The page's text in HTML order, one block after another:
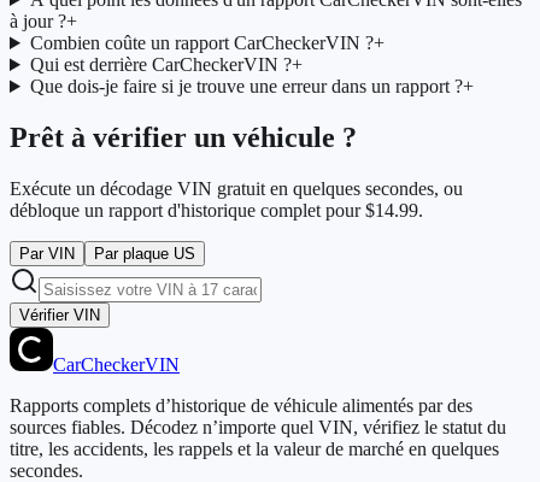
à jour ?+
Combien coûte un rapport CarCheckerVIN ?+
Qui est derrière CarCheckerVIN ?+
Que dois-je faire si je trouve une erreur dans un rapport ?+
Prêt à vérifier un véhicule ?
Exécute un décodage VIN gratuit en quelques secondes, ou
débloque un rapport d'historique complet pour $14.99.
Par VIN Par plaque US
Vérifier VIN
CarCheckerVIN
Rapports complets d’historique de véhicule alimentés par des
sources fiables. Décodez n’importe quel VIN, vérifiez le statut du
titre, les accidents, les rappels et la valeur de marché en quelques
secondes.